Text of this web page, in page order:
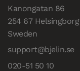
Kanongatan 86
254 67 Helsingborg
Sweden
support@bjelin.se
020-51 50 10